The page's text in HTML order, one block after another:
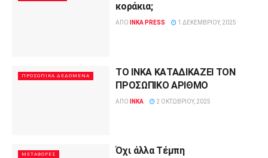
κοράκια;
ΑΠΌ INKA PRESS 1 ΔΕΚΕΜΒΡΊΟΥ, 2025
ΠΡΟΣΩΠΙΚΆ ΔΕΔΟΜΈΝΑ
ΤΟ ΙΝΚΑ ΚΑΤΑΔΙΚΑΖΕΙ ΤΟΝ
ΠΡΟΣΩΠΙΚΟ ΑΡΙΘΜΟ
ΑΠΌ INKA 2 ΟΚΤΩΒΡΊΟΥ, 2025
ΜΕΤΑΦΟΡΈΣ Όχι άλλα Τέμπη